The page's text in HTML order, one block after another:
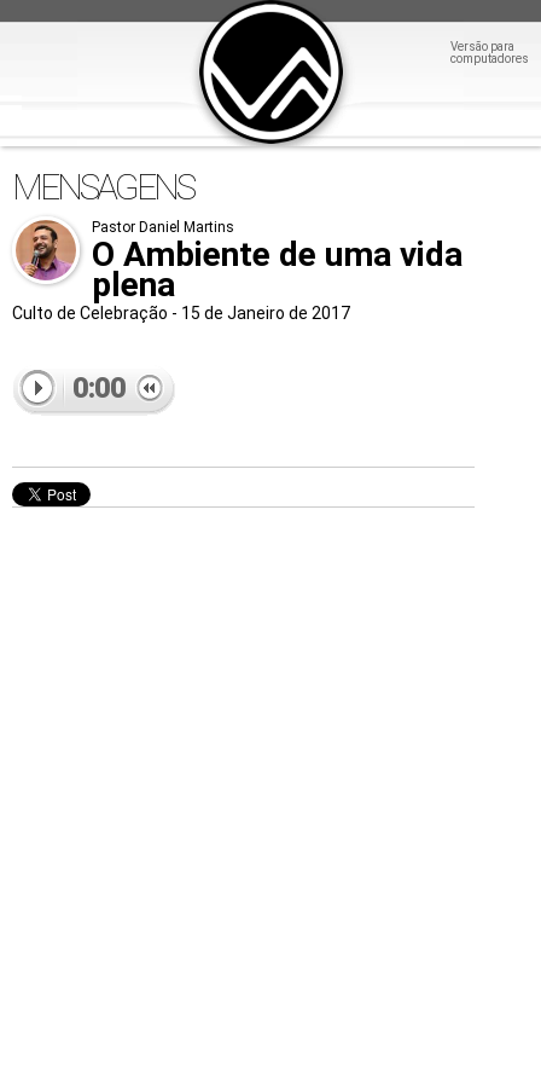
Versão para
computadores
MENSAGENS
Pastor Daniel Martins
O Ambiente de uma vida
plena
Culto de Celebração - 15 de Janeiro de 2017
0:00